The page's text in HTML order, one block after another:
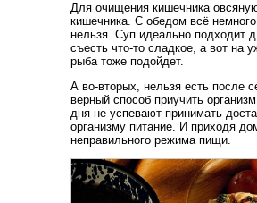
Для очищения кишечника
кишечника. С обедом всё
нельзя. Суп идеально подходит
съесть что-то сладкое, а вот на
рыба тоже подойдет.
А во-вторых, нельзя есть после
верный способ приучить
дня не успевают принимать
организму питание. И приходя
неправильного режима пищи.